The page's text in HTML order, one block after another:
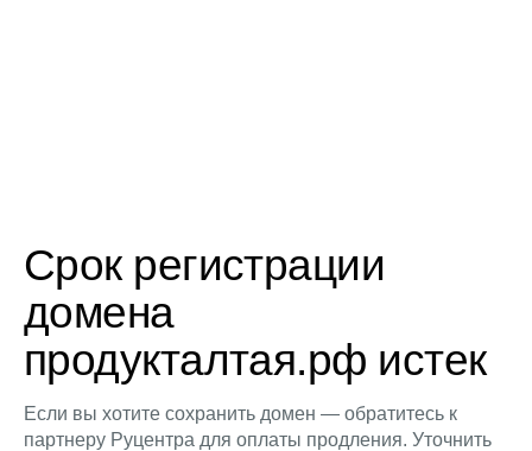
Срок регистрации
домена
продукталтая.рф истек
Если вы хотите сохранить домен — обратитесь к
партнеру Руцентра для оплаты продления. Уточнить